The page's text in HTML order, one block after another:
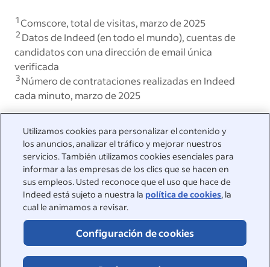
Utilizamos cookies para personalizar el contenido y
los anuncios, analizar el tráfico y mejorar nuestros
servicios. También utilizamos cookies esenciales para
informar a las empresas de los clics que se hacen en
sus empleos. Usted reconoce que el uso que hace de
Indeed está sujeto a nuestra la política de cookies, la
cual le animamos a revisar.
Configuración de cookies
1Comscore, total de visitas, marzo de 2025
2 Datos de Indeed (en todo el mundo), cuentas de
candidatos con una dirección de email única
verificada
3Número de contrataciones realizadas en Indeed
cada minuto, marzo de 2025
Estamos a su disposición
Visite nuestro Centro de asistencia para ver las respuestas a
las preguntas más frecuentes o póngase en contacto con
nosotros.